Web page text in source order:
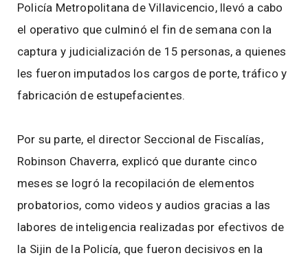
Policía Metropolitana de Villavicencio, llevó a cabo
el operativo que culminó el fin de semana con la
captura y judicialización de 15 personas, a quienes
les fueron imputados los cargos de porte, tráfico y
fabricación de estupefacientes.
Por su parte, el director Seccional de Fiscalías,
Robinson Chaverra, explicó que durante cinco
meses se logró la recopilación de elementos
probatorios, como videos y audios gracias a las
labores de inteligencia realizadas por efectivos de
la Sijin de la Policía, que fueron decisivos en la